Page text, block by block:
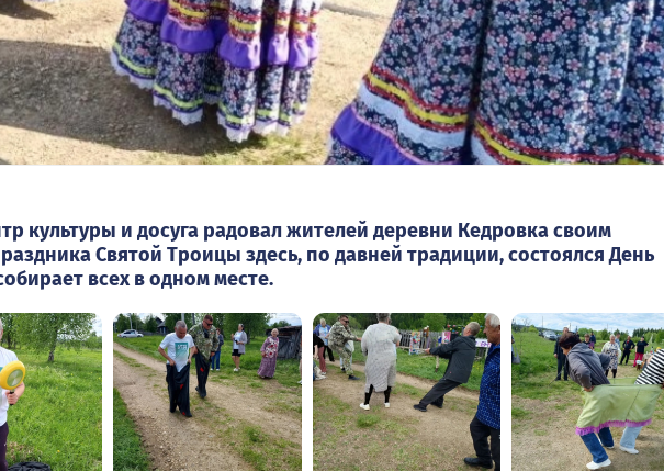
культуры и досуга радовал жителей деревни Кедровка своим
Святой Троицы здесь, по давней традиции, состоялся День
всех в одном месте.